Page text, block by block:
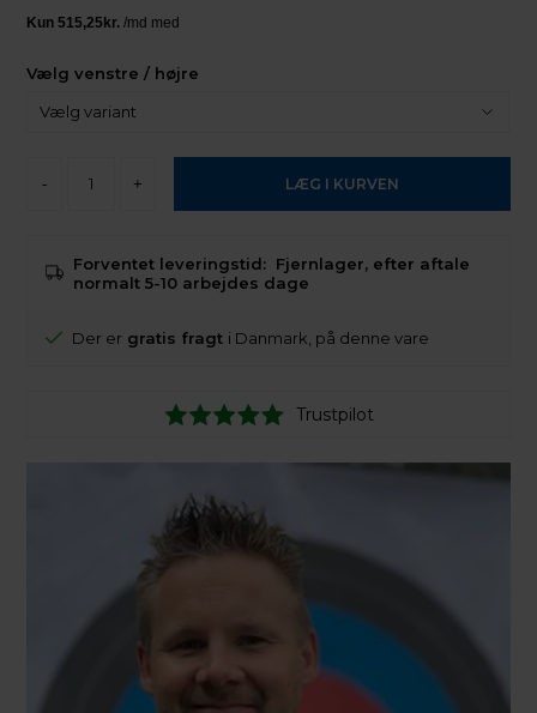
Vælg venstre / højre
- +
Forventet leveringstid: Fjernlager, efter aftale
normalt 5-10 arbejdes dage
Der er gratis fragt i Danmark, på denne vare
Trustpilot